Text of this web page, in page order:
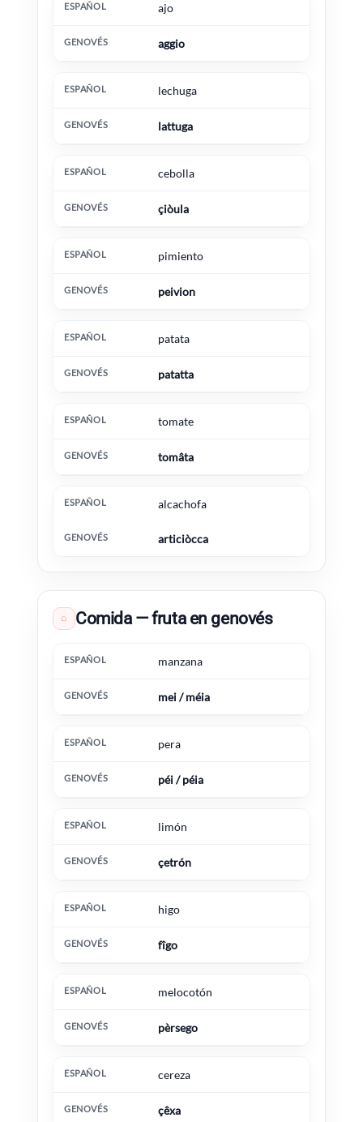
ajo
aggio
lechuga
lattuga
cebolla
çiòula
pimiento
peivion
patata
patatta
tomate
tomâta
alcachofa
articiòcca
◌ Comida — fruta en genovés
Español Genovés Información extra
manzana
mei / méia
pera
péi / péia
limón
çetrón
higo
fîgo
melocotón
pèrsego
cereza
çêxa